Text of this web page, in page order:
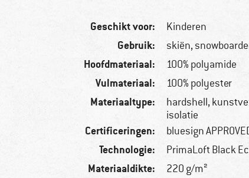
Geschikt voor: Kinderen
Gebruik: skiën,
Hoofdmateriaal: 100% polyamide
Vulmateriaal: 100% polyester
Materiaaltype:
hardshell,
isolatie
Certificeringen: bluesign
Technologie: PrimaLoft Black
Materiaaldikte: 220 g/m²